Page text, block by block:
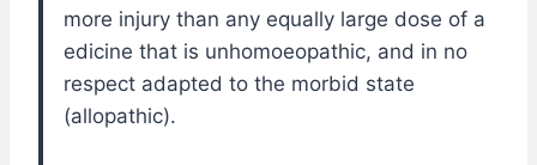
more injury than any equally large dose of a
edicine that is unhomoeopathic, and in no
respect adapted to the morbid state
(allopathic).